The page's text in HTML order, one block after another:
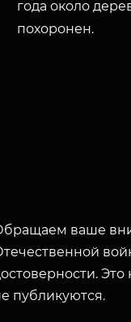
года около
похоронен.
ваше
публикуются.